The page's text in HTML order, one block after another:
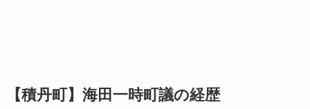
【積丹町】海田一時町議の経歴